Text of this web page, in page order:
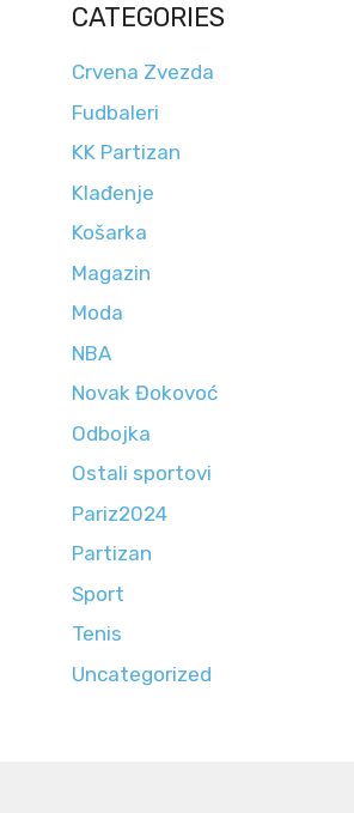
CATEGORIES
Crvena Zvezda
Fudbaleri
KK Partizan
Klađenje
Košarka
Magazin
Moda
NBA
Novak Đokovoć
Odbojka
Ostali sportovi
Pariz2024
Partizan
Sport
Tenis
Uncategorized